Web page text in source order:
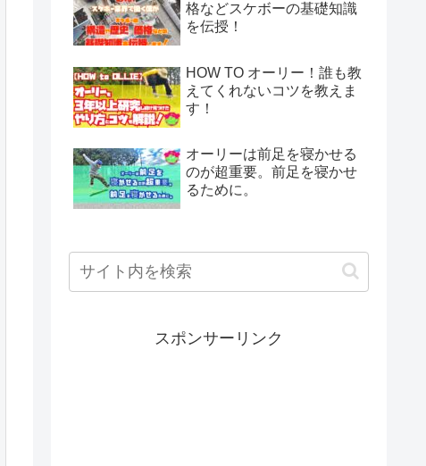
格などスケボーの基礎知識
を伝授！
HOW TO オーリー！誰も教
えてくれないコツを教えま
す！
オーリーは前足を寝かせる
のが超重要。前足を寝かせ
るために。
スポンサーリンク